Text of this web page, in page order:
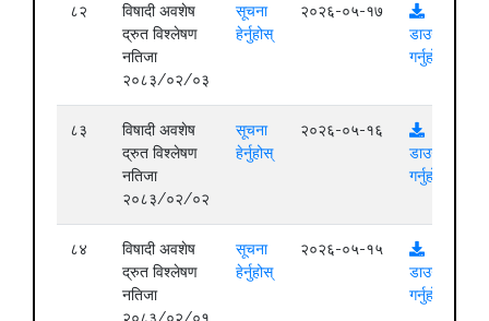
८२
विषादी अवशेष
द्रुत विश्लेषण
नतिजा
२०८३/०२/०३
सूचना
हेर्नुहोस्
२०२६-०५-१७
डाउनलोड
गर्नुहोस्
८३
विषादी अवशेष
द्रुत विश्लेषण
नतिजा
२०८३/०२/०२
सूचना
हेर्नुहोस्
२०२६-०५-१६
डाउनलोड
गर्नुहोस्
८४
विषादी अवशेष
द्रुत विश्लेषण
नतिजा
सूचना
हेर्नुहोस्
२०२६-०५-१५
डाउनलोड
गर्नुहोस्